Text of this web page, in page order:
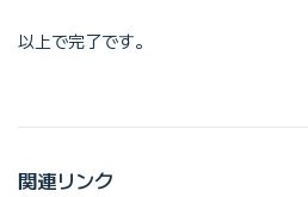
以上で完了です。
関連リンク